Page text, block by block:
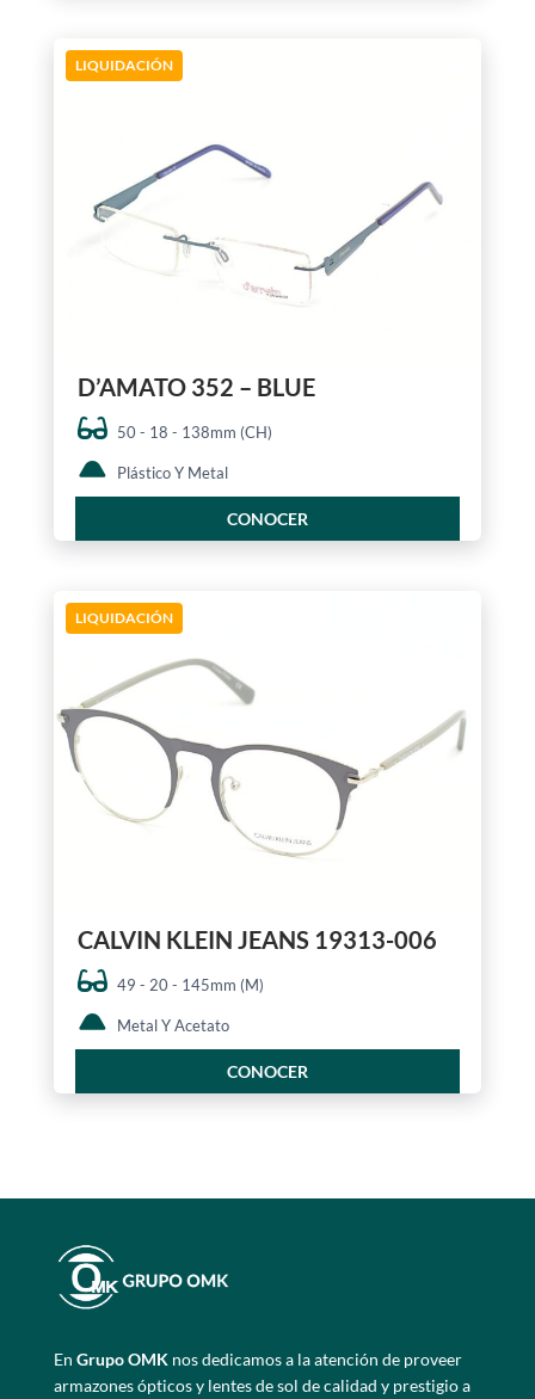
LIQUIDACIÓN
D’AMATO 352 – BLUE
50 - 18 - 138mm (CH)
Plástico Y Metal
CONOCER
LIQUIDACIÓN
CALVIN KLEIN JEANS 19313-006
49 - 20 - 145mm (M)
Metal Y Acetato
CONOCER
En Grupo OMKnos dedicamos a la atención de proveer
armazones ópticos y lentes de sol de calidad y prestigio a